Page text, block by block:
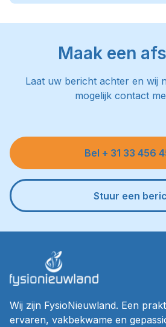
Maak een
Laat uw bericht achter en wij
mogelijk contact
Bel + 31 33 456
Stuur een
Wij zijn FysioNieuwland. Een
ervaren, vakbekwame en